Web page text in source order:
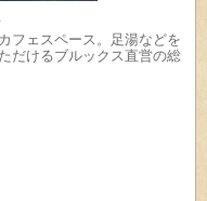
フェスペース。足湯などを
だけるブルックス直営の総